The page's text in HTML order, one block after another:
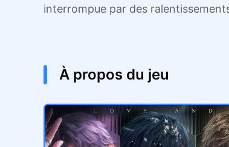
interrompue par des
À propos du jeu